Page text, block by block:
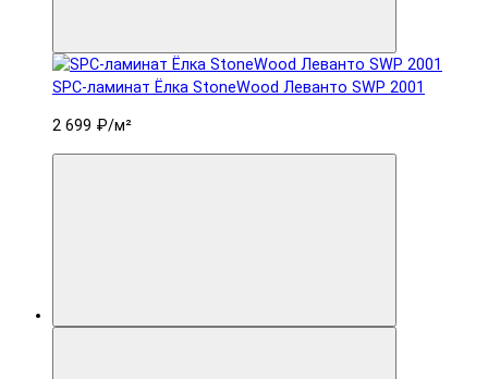
SPC-ламинат Ëлка StoneWood Леванто SWP 2001
2 699 ₽/м²